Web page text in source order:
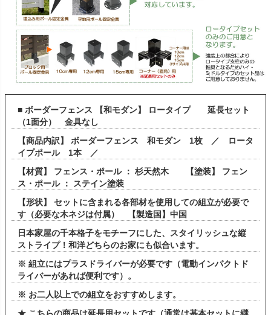
■ ボーダーフェンス 【和モダン】 ロータイプ 延長セット
（1面分） 金具なし
【商品内訳】 ボーダーフェンス 和モダン 1枚 ／ ロータ
イプポール 1本 ／
【材質】 フェンス・ポール ： 杉天然木 【塗装】 フェン
ス・ポール ： ステイン塗装
【形状】 セットに含まれる各部材を使用しての組立が必要で
す（必要な木ネジは付属） 【製造国】中国
日本家屋の千本格子をモチーフにした、スタイリッシュな縦
ストライプ！和洋どちらのお家にも似合います。
※ 組立にはプラスドライバーが必要です（電動インパクトド
ライバーがあれば便利です）。
※ お二人以上での組立をおすすめします。